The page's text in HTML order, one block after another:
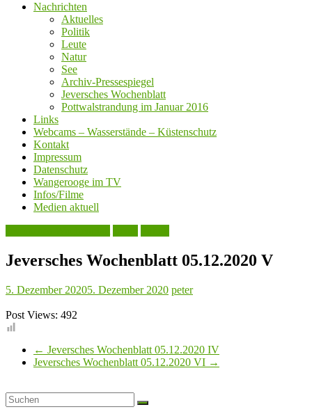
Nachrichten
Aktuelles
Politik
Leute
Natur
See
Archiv-Pressespiegel
Jeversches Wochenblatt
Pottwalstrandung im Januar 2016
Links
Webcams – Wasserstände – Küstenschutz
Kontakt
Impressum
Datenschutz
Wangerooge im TV
Infos/Filme
Medien aktuell
Jeversches Wochenblatt 05.12.2020 V
5. Dezember 20205. Dezember 2020 peter
Post Views: 492
← Jeversches Wochenblatt 05.12.2020 IV
Jeversches Wochenblatt 05.12.2020 VI →